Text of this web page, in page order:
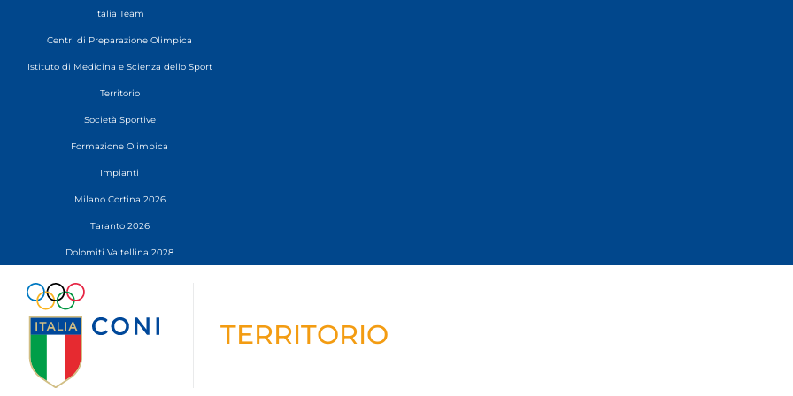
Italia Team
Centri di Preparazione Olimpica
Istituto di Medicina e Scienza dello Sport
Territorio
Società Sportive
Formazione Olimpica
Impianti
Milano Cortina 2026
Taranto 2026
Dolomiti Valtellina 2028
TERRITORIO